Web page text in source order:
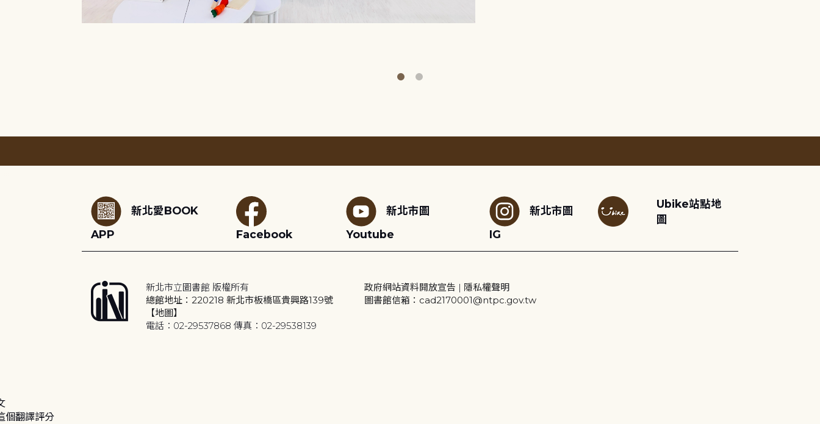
新北愛BOOK
APP
Facebook
新北市圖
Youtube
新北市圖
IG
Ubike站點地
圖
新北市立圖書館 版權所有
總館地址：220218 新北市板橋區貴興路139號
【地圖】
電話：02-29537868 傳真：02-29538139
政府網站資料開放宣告 | 隱私權聲明
圖書館信箱：cad2170001@ntpc.gov.tw
個翻譯評分